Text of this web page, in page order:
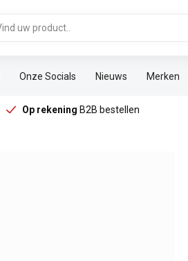
Onze Socials Nieuws Merken
Op rekening B2B bestellen